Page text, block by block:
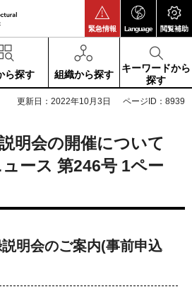
緊急情報 Language 閲覧補助
ら探す 組織から探す
キーワードから
探す
更新日：2022年10月3日 ページID：8939
明会の開催について
ュース 第246号 1ペー
明会のご案内(事前申込